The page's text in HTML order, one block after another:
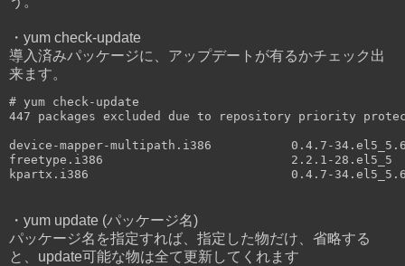
・yum check-update
導入済みパッケージに、アップデートが有るかチェック出
来ます。
# yum check-update
447 packages excluded due to repository priority
device-mapper-multipath.i386           0.4.7-
freetype.i386                          2.2.1-
・yum update (パッケージ名)
パッケージ名を指定すれば、指定した物だけ、省略する
と、update可能な物は全て更新してくれます